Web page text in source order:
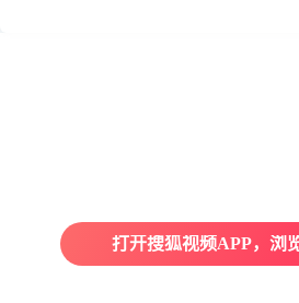
打开搜狐视频APP，浏